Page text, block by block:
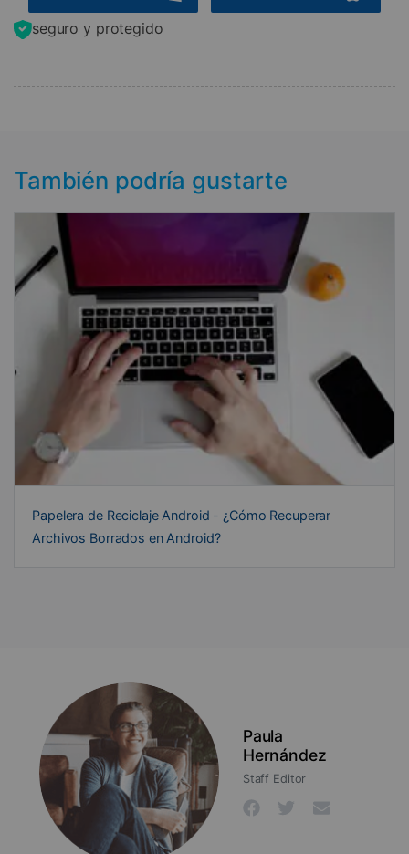
seguro y protegido
También podría gustarte
Papelera de Reciclaje Android - ¿Cómo Recuperar
Archivos Borrados en Android?
Paula
Hernández
Staff Editor